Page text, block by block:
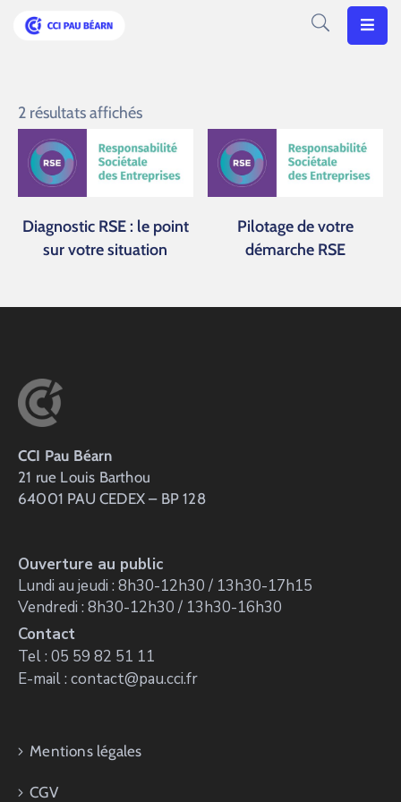
Besoins
Articles
Agenda
Solutions
2 résultats affichés
Diagnostic RSE : le point
sur votre situation
Pilotage de votre
démarche RSE
CCI Pau Béarn
21 rue Louis Barthou
64001 PAU CEDEX – BP 128
Ouverture au public
Lundi au jeudi : 8h30-12h30 / 13h30-17h15
Vendredi : 8h30-12h30 / 13h30-16h30
Contact
Tel : 05 59 82 51 11
E-mail : contact@pau.cci.fr
Mentions légales
CGV